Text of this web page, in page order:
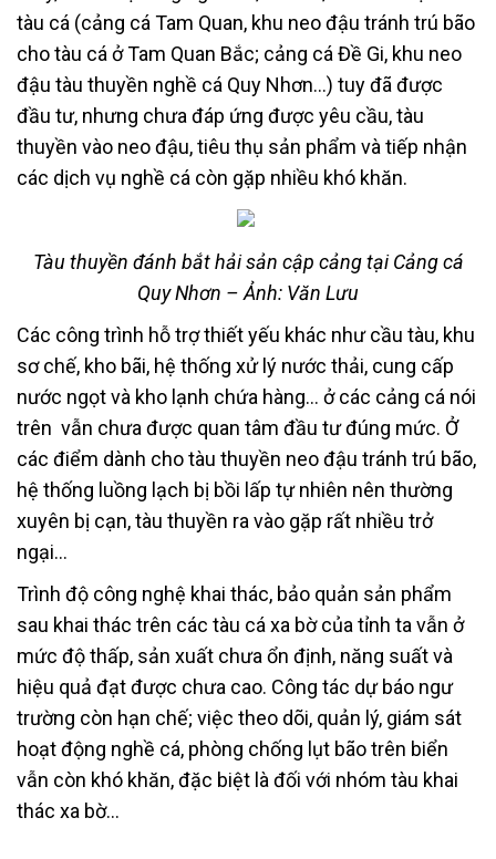
tàu cá (cảng cá Tam Quan, khu neo đậu tránh trú bão
cho tàu cá ở Tam Quan Bắc; cảng cá Đề Gi, khu neo
đậu tàu thuyền nghề cá Quy Nhơn…) tuy đã được
đầu tư, nhưng chưa đáp ứng được yêu cầu, tàu
thuyền vào neo đậu, tiêu thụ sản phẩm và tiếp nhận
các dịch vụ nghề cá còn gặp nhiều khó khăn.
Tàu thuyền đánh bắt hải sản cập cảng tại Cảng cá
Quy Nhơn – Ảnh: Văn Lưu
Các công trình hỗ trợ thiết yếu khác như cầu tàu, khu
sơ chế, kho bãi, hệ thống xử lý nước thải, cung cấp
nước ngọt và kho lạnh chứa hàng… ở các cảng cá nói
trên vẫn chưa được quan tâm đầu tư đúng mức. Ở
các điểm dành cho tàu thuyền neo đậu tránh trú bão,
hệ thống luồng lạch bị bồi lấp tự nhiên nên thường
xuyên bị cạn, tàu thuyền ra vào gặp rất nhiều trở
ngại…
Trình độ công nghệ khai thác, bảo quản sản phẩm
sau khai thác trên các tàu cá xa bờ của tỉnh ta vẫn ở
mức độ thấp, sản xuất chưa ổn định, năng suất và
hiệu quả đạt được chưa cao. Công tác dự báo ngư
trường còn hạn chế; việc theo dõi, quản lý, giám sát
hoạt động nghề cá, phòng chống lụt bão trên biển
vẫn còn khó khăn, đặc biệt là đối với nhóm tàu khai
thác xa bờ…